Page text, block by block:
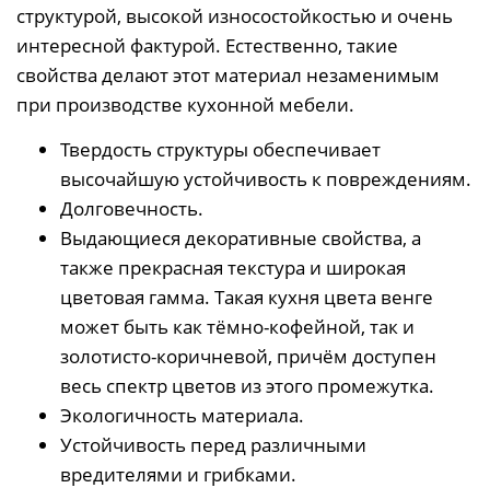
структурой, высокой износостойкостью и очень
интересной фактурой. Естественно, такие
свойства делают этот материал незаменимым
при производстве кухонной мебели.
Твердость структуры обеспечивает
высочайшую устойчивость к повреждениям.
Долговечность.
Выдающиеся декоративные свойства, а
также прекрасная текстура и широкая
цветовая гамма. Такая кухня цвета венге
может быть как тёмно-кофейной, так и
золотисто-коричневой, причём доступен
весь спектр цветов из этого промежутка.
Экологичность материала.
Устойчивость перед различными
вредителями и грибками.